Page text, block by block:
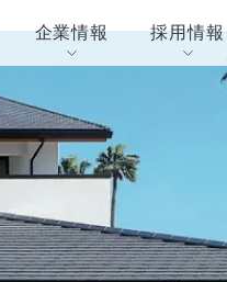
企業情報 採用情報